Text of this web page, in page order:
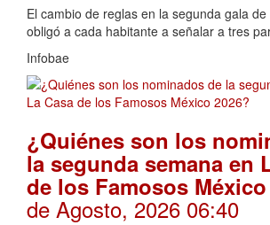
El cambio de reglas en la segunda gala
obligó a cada habitante a señalar a tres
Infobae
¿Quiénes son los
la segunda semana en
de los Famosos México
de Agosto, 2026 06:40